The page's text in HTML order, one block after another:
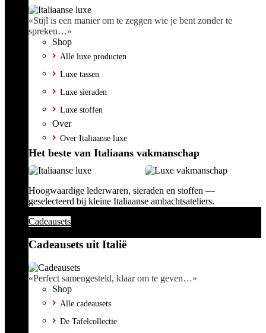
«Stijl is een manier om te zeggen wie je bent zonder te
spreken…»
Shop
Alle luxe producten
Luxe tassen
Luxe sieraden
Luxe stoffen
Over
Over Italiaanse luxe
Het beste van Italiaans vakmanschap
Hoogwaardige lederwaren, sieraden en stoffen —
geselecteerd bij kleine Italiaanse ambachtsateliers.
Cadeausets
Cadeausets uit Italië
«Perfect samengesteld, klaar om te geven…»
Shop
Alle cadeausets
De Tafelcollectie